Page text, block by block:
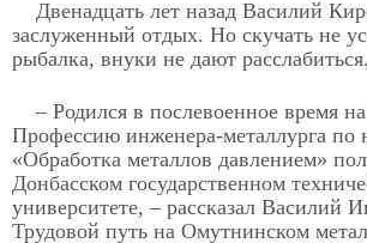
Двенадцать лет назад Василий
заслуженный отдых. Но скучать не
рыбалка, внуки не дают расслабиться.
– Родился в послевоенное время
Профессию инженера-металлурга по
«Обработка металлов давлением»
Донбасском государственном
университете, – рассказал Василий
Трудовой путь на Омутнинском